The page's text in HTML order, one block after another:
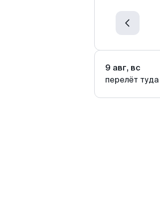
9 авг, вс
перелёт туда